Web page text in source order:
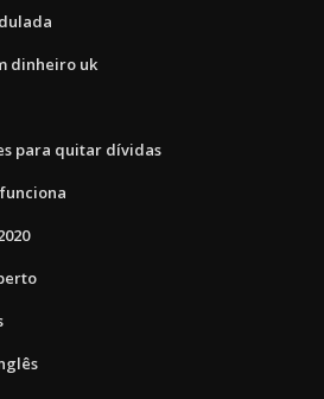
dinheiro uk
para quitar dívidas